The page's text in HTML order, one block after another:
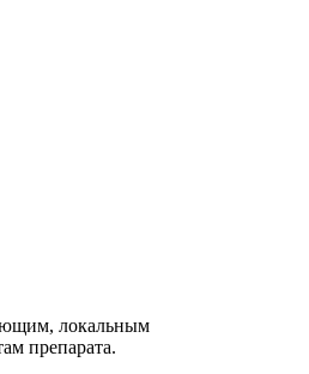
локальным
препарата.